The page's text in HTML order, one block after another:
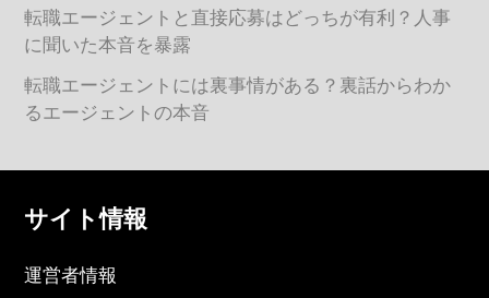
転職エージェントと直接応募はどっちが有利？人事
に聞いた本音を暴露
転職エージェントには裏事情がある？裏話からわか
るエージェントの本音
サイト情報
運営者情報